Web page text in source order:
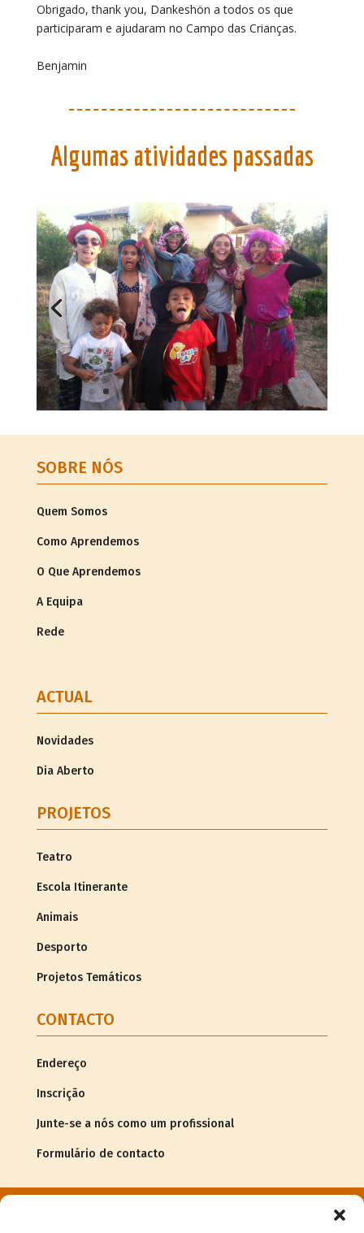
Obrigado, thank you, Dankeshön a todos os que
participaram e ajudaram no Campo das Crianças.
Benjamin
Algumas atividades passadas
SOBRE NÓS
Quem Somos
Como Aprendemos
O Que Aprendemos
A Equipa
Rede
ACTUAL
Novidades
Dia Aberto
PROJETOS
Teatro
Escola Itinerante
Animais
Desporto
Projetos Temáticos
CONTACTO
Endereço
Inscrição
Junte-se a nós como um profissional
Formulário de contacto
Informação legal